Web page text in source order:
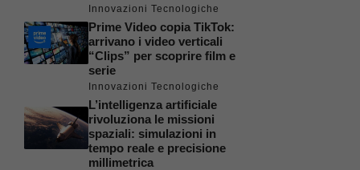
Innovazioni Tecnologiche
Prime Video copia TikTok:
arrivano i video verticali
“Clips” per scoprire film e
serie
Innovazioni Tecnologiche
L’intelligenza artificiale
rivoluziona le missioni
spaziali: simulazioni in
tempo reale e precisione
millimetrica